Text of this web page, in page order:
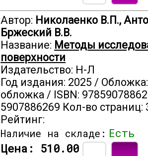
Автор: Николаенко В.П.,
Бржеский В.В.
Название: Методы
поверхности
Издательство: Н-Л
Год издания: 2025 /
обложка / ISBN:
5907886269 Кол-во страниц:
Рейтинг:
Наличие на складе: Есть
Цена: 510.00